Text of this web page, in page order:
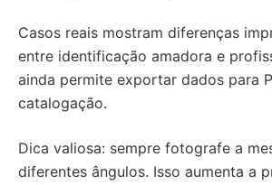
Casos reais mostram diferenças
entre identificação amadora e
ainda permite exportar dados para
catalogação.
Dica valiosa: sempre fotografe a
diferentes ângulos. Isso aumenta a